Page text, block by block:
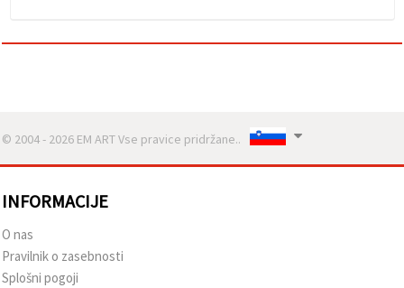
© 2004 - 2026 EM ART Vse pravice pridržane..
INFORMACIJE
O nas
Pravilnik o zasebnosti
Splošni pogoji